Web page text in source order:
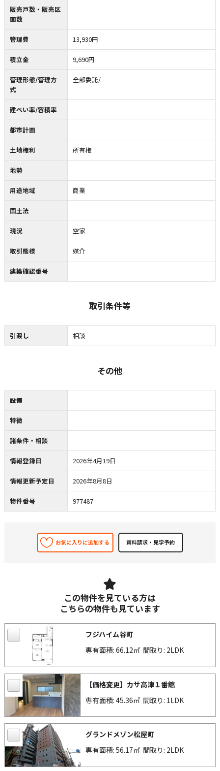
販売戸数・販売区
画数
管理費 13,930円
積立金 9,690円
管理形態/管理方
式
全部委託/
建ぺい率/容積率
都市計画
土地権利 所有権
地勢
用途地域 商業
国土法
現況 空家
取引態様 媒介
建築確認番号
取引条件等
引渡し 相談
その他
設備
特徴
諸条件・相談
情報登録日 2026年4月19日
情報更新予定日 2026年8月8日
物件番号 977487
お気に入りに追加する
この物件を見ている方は
こちらの物件も見ています
フジハイム谷町
専有面積: 66.12㎡ 間取り: 2LDK
【価格変更】カサ高津１番館
専有面積: 45.36㎡ 間取り: 1LDK
グランドメゾン松屋町
専有面積: 56.17㎡ 間取り: 2LDK